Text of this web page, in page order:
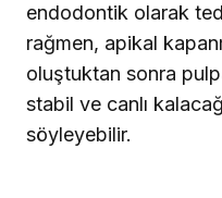
endodontik olarak
rağmen, apikal
oluştuktan sonra
stabil ve canlı
söyleyebilir.